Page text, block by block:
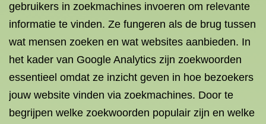
gebruikers in zoekmachines invoeren om relevante
informatie te vinden. Ze fungeren als de brug tussen
wat mensen zoeken en wat websites aanbieden. In
het kader van Google Analytics zijn zoekwoorden
essentieel omdat ze inzicht geven in hoe bezoekers
jouw website vinden via zoekmachines. Door te
begrijpen welke zoekwoorden populair zijn en welke